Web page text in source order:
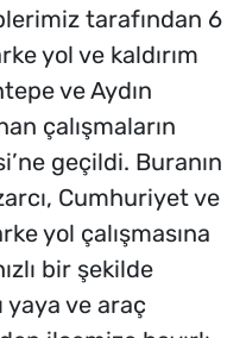
tarafından 6
yol ve kaldırım
ve Aydın
çalışmaların
geçildi. Buranın
Cumhuriyet ve
yol çalışmasına
bir şekilde
yaya ve araç